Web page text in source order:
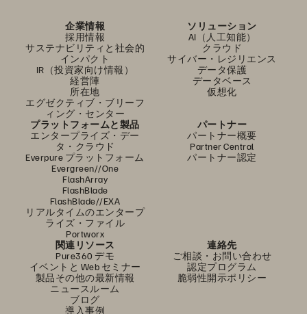
企業情報
採用情報
サステナビリティと社会的
インパクト
IR（投資家向け情報）
経営陣
所在地
エグゼクティブ・ブリーフ
ィング・センター
ソリューション
AI（人工知能）
クラウド
サイバー・レジリエンス
データ保護
データベース
仮想化
プラットフォームと製品
エンタープライズ・デー
タ・クラウド
Everpure プラットフォーム
Evergreen//One
FlashArray
FlashBlade
FlashBlade//EXA
リアルタイムのエンタープ
ライズ・ファイル
Portworx
パートナー
パートナー概要
Partner Central
パートナー認定
関連リソース
Pure360 デモ
イベントと Web セミナー
製品その他の最新情報
ニュースルーム
ブログ
導入事例
連絡先
ご相談・お問い合わせ
認定プログラム
脆弱性開示ポリシー